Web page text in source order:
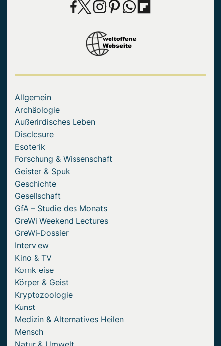
Allgemein
Archäologie
Außerirdisches Leben
Disclosure
Esoterik
Forschung & Wissenschaft
Geister & Spuk
Geschichte
Gesellschaft
GfA – Studie des Monats
GreWi Weekend Lectures
GreWi-Dossier
Interview
Kino & TV
Kornkreise
Körper & Geist
Kryptozoologie
Kunst
Medizin & Alternatives Heilen
Mensch
Natur & Umwelt